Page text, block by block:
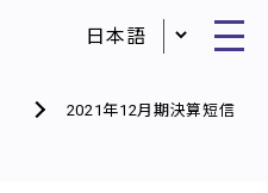
2021年12月期決算短信